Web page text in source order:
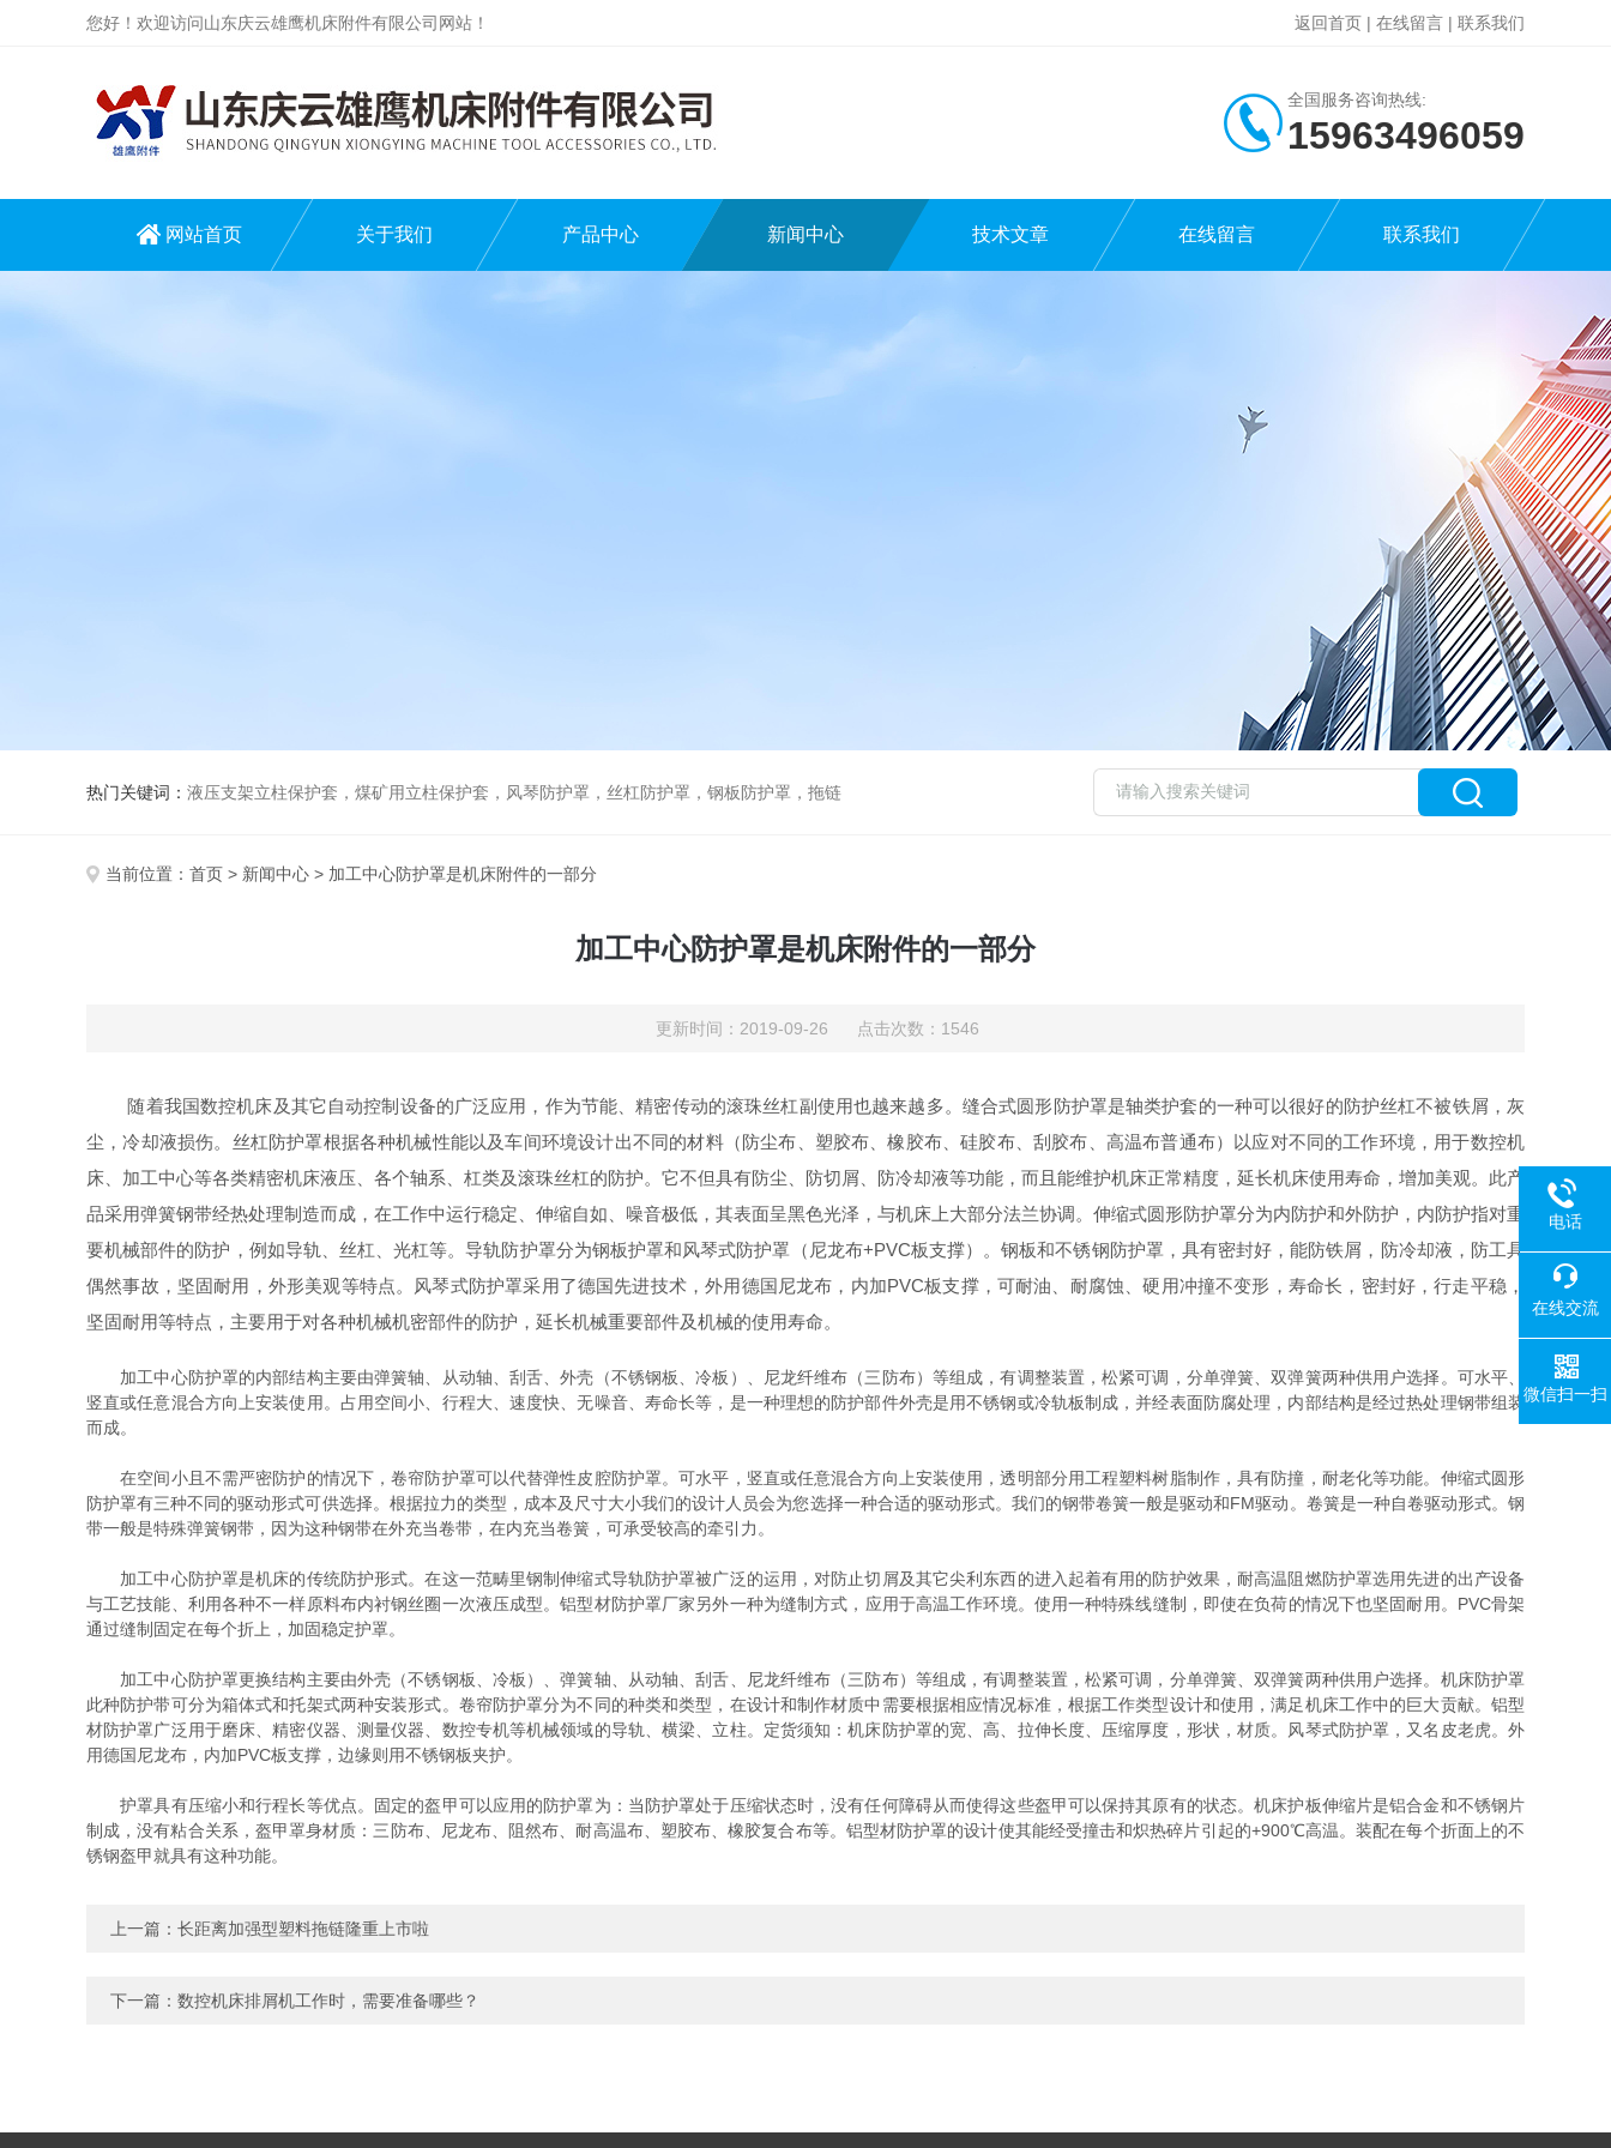
您好！欢迎访问山东庆云雄鹰机床附件有限公司网站！ 返回首页 | 在线留言 | 联系我们
全国服务咨询热线:
15963496059
网站首页 关于我们 产品中心 新闻中心 技术文章 在线留言 联系我们
热门关键词： 液压支架立柱保护套，煤矿用立柱保护套，风琴防护罩，丝杠防护罩，钢板防护罩，拖链
当前位置： 首页 > 新闻中心 > 加工中心防护罩是机床附件的一部分
加工中心防护罩是机床附件的一部分
更新时间：2019-09-26 点击次数：1546
随着我国数控机床及其它自动控制设备的广泛应用，作为节能、精密传动的滚珠丝杠副使用也越来越多。缝合式圆形防护罩是轴类护套的一种可以很好的防护丝杠不被铁屑，灰
尘，冷却液损伤。丝杠防护罩根据各种机械性能以及车间环境设计出不同的材料（防尘布、塑胶布、橡胶布、硅胶布、刮胶布、高温布普通布）以应对不同的工作环境，用于数控机
床、加工中心等各类精密机床液压、各个轴系、杠类及滚珠丝杠的防护。它不但具有防尘、防切屑、防冷却液等功能，而且能维护机床正常精度，延长机床使用寿命，增加美观。此产
品采用弹簧钢带经热处理制造而成，在工作中运行稳定、伸缩自如、噪音极低，其表面呈黑色光泽，与机床上大部分法兰协调。伸缩式圆形防护罩分为内防护和外防护，内防护指对重
要机械部件的防护，例如导轨、丝杠、光杠等。导轨防护罩分为钢板护罩和风琴式防护罩（尼龙布+PVC板支撑）。钢板和不锈钢防护罩，具有密封好，能防铁屑，防冷却液，防工具
偶然事故，坚固耐用，外形美观等特点。风琴式防护罩采用了德国先进技术，外用德国尼龙布，内加PVC板支撑，可耐油、耐腐蚀、硬用冲撞不变形，寿命长，密封好，行走平稳，
坚固耐用等特点，主要用于对各种机械机密部件的防护，延长机械重要部件及机械的使用寿命。
加工中心防护罩的内部结构主要由弹簧轴、从动轴、刮舌、外壳（不锈钢板、冷板）、尼龙纤维布（三防布）等组成，有调整装置，松紧可调，分单弹簧、双弹簧两种供用户选择。可水平、
竖直或任意混合方向上安装使用。占用空间小、行程大、速度快、无噪音、寿命长等，是一种理想的防护部件外壳是用不锈钢或冷轨板制成，并经表面防腐处理，内部结构是经过热处理钢带组装
而成。
在空间小且不需严密防护的情况下，卷帘防护罩可以代替弹性皮腔防护罩。可水平，竖直或任意混合方向上安装使用，透明部分用工程塑料树脂制作，具有防撞，耐老化等功能。伸缩式圆形
防护罩有三种不同的驱动形式可供选择。根据拉力的类型，成本及尺寸大小我们的设计人员会为您选择一种合适的驱动形式。我们的钢带卷簧一般是驱动和FM驱动。卷簧是一种自卷驱动形式。钢
带一般是特殊弹簧钢带，因为这种钢带在外充当卷带，在内充当卷簧，可承受较高的牵引力。
加工中心防护罩是机床的传统防护形式。在这一范畴里钢制伸缩式导轨防护罩被广泛的运用，对防止切屑及其它尖利东西的进入起着有用的防护效果，耐高温阻燃防护罩选用先进的出产设备
与工艺技能、利用各种不一样原料布内衬钢丝圈一次液压成型。铝型材防护罩厂家另外一种为缝制方式，应用于高温工作环境。使用一种特殊线缝制，即使在负荷的情况下也坚固耐用。PVC骨架
通过缝制固定在每个折上，加固稳定护罩。
加工中心防护罩更换结构主要由外壳（不锈钢板、冷板）、弹簧轴、从动轴、刮舌、尼龙纤维布（三防布）等组成，有调整装置，松紧可调，分单弹簧、双弹簧两种供用户选择。机床防护罩
此种防护带可分为箱体式和托架式两种安装形式。卷帘防护罩分为不同的种类和类型，在设计和制作材质中需要根据相应情况标准，根据工作类型设计和使用，满足机床工作中的巨大贡献。铝型
材防护罩广泛用于磨床、精密仪器、测量仪器、数控专机等机械领域的导轨、横梁、立柱。定货须知：机床防护罩的宽、高、拉伸长度、压缩厚度，形状，材质。风琴式防护罩，又名皮老虎。外
用德国尼龙布，内加PVC板支撑，边缘则用不锈钢板夹护。
护罩具有压缩小和行程长等优点。固定的盔甲可以应用的防护罩为：当防护罩处于压缩状态时，没有任何障碍从而使得这些盔甲可以保持其原有的状态。机床护板伸缩片是铝合金和不锈钢片
制成，没有粘合关系，盔甲罩身材质：三防布、尼龙布、阻然布、耐高温布、塑胶布、橡胶复合布等。铝型材防护罩的设计使其能经受撞击和炽热碎片引起的+900℃高温。装配在每个折面上的不
锈钢盔甲就具有这种功能。
上一篇： 长距离加强型塑料拖链隆重上市啦
下一篇： 数控机床排屑机工作时，需要准备哪些？
电话
在线交流
微信扫一扫